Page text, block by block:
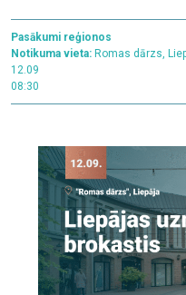
Pasākumi reģionos
Notikuma vieta: Romas dārzs,
12.09
08:30